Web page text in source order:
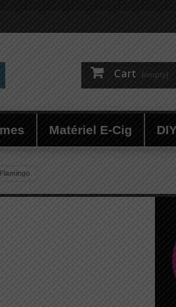
Cart (empty)
Matériel E-Cig
Flamingo